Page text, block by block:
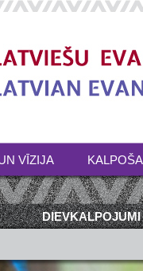
VĪZIJA
DIEVKALPOJUMI